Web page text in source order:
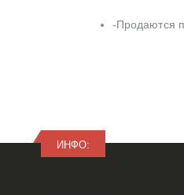
-Продаются
ИНФО: